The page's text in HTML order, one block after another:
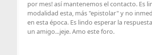
por mes! así mantenemos el contacto. Es
modalidad esta, más "epistolar" y no
en esta época. Es lindo esperar la
un amigo...jeje. Amo este foro.